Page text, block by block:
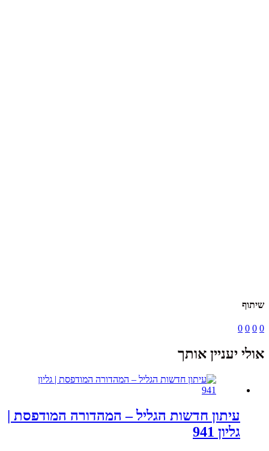
שיתוף
0
0
0
0
אולי יעניין אותך
עיתון חדשות הגליל – המהדורה המודפסת |
גליון 941